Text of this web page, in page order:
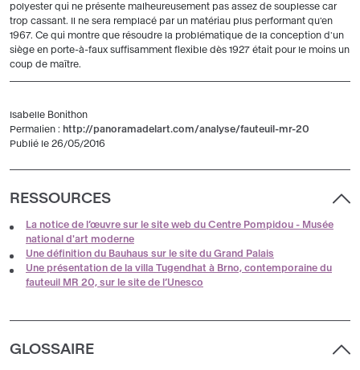
polyester qui ne présente malheureusement pas assez de souplesse car
trop cassant. Il ne sera remplacé par un matériau plus performant qu'en
1967. Ce qui montre que résoudre la problématique de la conception d'un
siège en porte-à-faux suffisamment flexible dès 1927 était pour le moins un
coup de maître.
Isabelle Bonithon
Permalien : http://panoramadelart.com/analyse/fauteuil-mr-20
Publié le 26/05/2016
RESSOURCES
La notice de l’œuvre sur le site web du Centre Pompidou - Musée
national d'art moderne
Une définition du Bauhaus sur le site du Grand Palais
Une présentation de la villa Tugendhat à Brno, contemporaine du
fauteuil MR 20, sur le site de l’Unesco
GLOSSAIRE